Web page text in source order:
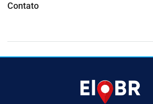
Contato